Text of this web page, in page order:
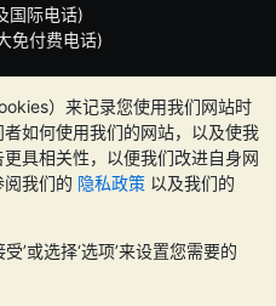
）来记录您使用我们网站时
如何使用我们的网站，以及使我
具相关性，以便我们改进自身网
我们的 隐私政策 以及我们的
’或选择‘选项’来设置您需要的
国际电话)
免付费电话)
至周五